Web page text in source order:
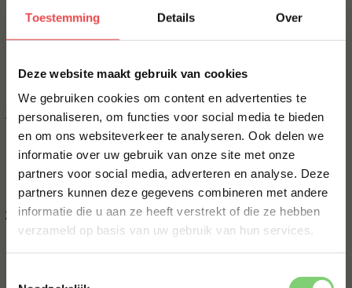
Toestemming Details Over
Deze website maakt gebruik van cookies
We gebruiken cookies om content en advertenties te
personaliseren, om functies voor social media te bieden
en om ons websiteverkeer te analyseren. Ook delen we
informatie over uw gebruik van onze site met onze
partners voor social media, adverteren en analyse. Deze
partners kunnen deze gegevens combineren met andere
informatie die u aan ze heeft verstrekt of die ze hebben
verzameld op basis van uw gebruik van hun services.
overeenkomst alle wettelijk verplichte informatie
over het herroepingsrecht heeft verstrekt.
door de consument en kosten daarvan
Als de consument gebruik maakt van zijn
herroepingsrecht, meldt hij dit binnen de
bedenktermijn door middel van het modelformulier
voor herroeping of op andere ondubbelzinnige
wijze aan de ondernemer.
Zo snel mogelijk, maar binnen 14 dagen vanaf de
dag volgend op de in lid 1 bedoelde melding, zendt
de consument het product terug, of overhandigt hij
10% korting op je
eerste bestelling*
Schrijf je in voor onze nieuwsbrief en ontvang direct
10% korting op jouw eerste bestelling.
VOORNAAM
ACHTERNAAM